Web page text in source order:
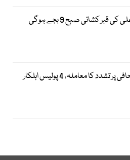
قبر کشائی صبح 9 بجے ہوگی
لاہور؛ صحافی پر تشدد کا معاملہ، 4 پولیس اہلکار